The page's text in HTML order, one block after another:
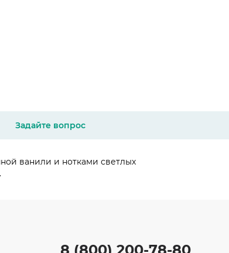
Задайте вопрос
ванили и нотками светлых